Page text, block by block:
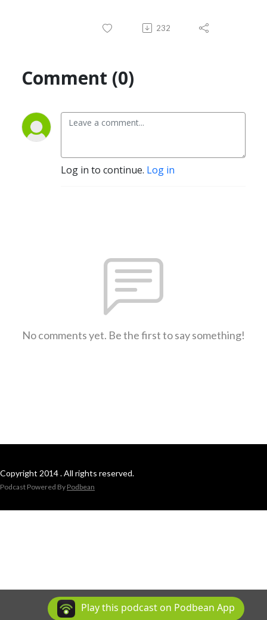
232
Comment (0)
Log in to continue. Log in
No comments yet. Be the first to say something!
Copyright 2014 . All rights reserved.
Podcast Powered By Podbean
Play this podcast on Podbean App